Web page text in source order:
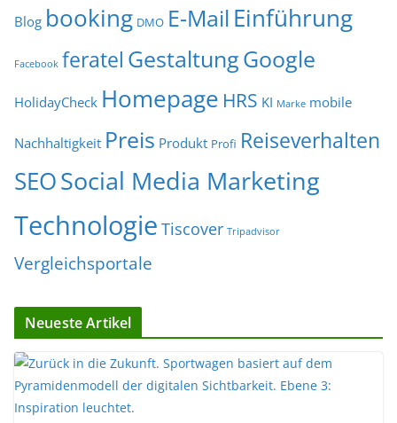
Blog booking DMO E-Mail Einführung
Facebook feratel GestaltungGoogle
HolidayCheck Homepage HRS KI Marke mobile
Nachhaltigkeit Preis Produkt Profi Reiseverhalten
SEOSocial Media Marketing
Technologie Tiscover Tripadvisor
Vergleichsportale
Neueste Artikel